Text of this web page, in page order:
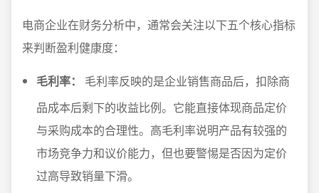
电商企业在财务分析中，通常会关注以下五个核心指标
来判断盈利健康度：
毛利率：
毛利率反映的是企业销售商品后，扣除商
品成本后剩下的收益比例。它能直接体现商品定价
与采购成本的合理性。高毛利率说明产品有较强的
市场竞争力和议价能力，但也要警惕是否因为定价
过高导致销量下滑。